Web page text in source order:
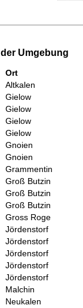
Umgebung
Ort
Altkalen
Gielow
Gielow
Gielow
Gielow
Gnoien
Gnoien
Grammentin
Groß Butzin
Groß Butzin
Groß Butzin
Gross Roge
Jördenstorf
Jördenstorf
Jördenstorf
Jördenstorf
Jördenstorf
Malchin
Neukalen